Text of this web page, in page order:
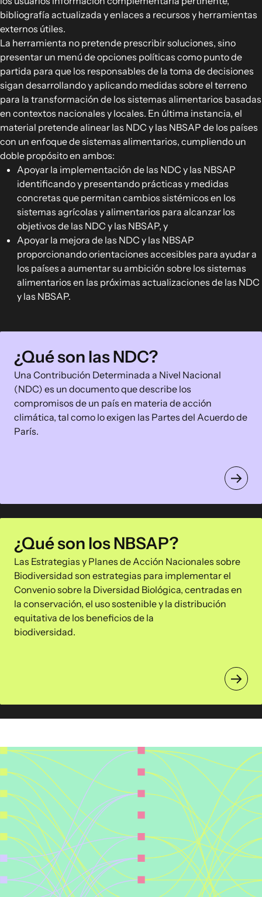
bibliografía actualizada y enlaces a recursos y herramientas
externos útiles.
La herramienta no pretende prescribir soluciones, sino
presentar un menú de opciones políticas como punto de
partida para que los responsables de la toma de decisiones
sigan desarrollando y aplicando medidas sobre el terreno
para la transformación de los sistemas alimentarios basadas
en contextos nacionales y locales. En última instancia, el
material pretende alinear las NDC y las NBSAP de los países
con un enfoque de sistemas alimentarios, cumpliendo un
doble propósito en ambos:
Apoyar la implementación de las NDC y las NBSAP
identificando y presentando prácticas y medidas
concretas que permitan cambios sistémicos en los
sistemas agrícolas y alimentarios para alcanzar los
objetivos de las NDC y las NBSAP, y
Apoyar la mejora de las NDC y las NBSAP
proporcionando orientaciones accesibles para ayudar a
los países a aumentar su ambición sobre los sistemas
alimentarios en las próximas actualizaciones de las NDC
y las NBSAP.
¿Qué son las NDC?
Una Contribución Determinada a Nivel Nacional
(NDC) es un documento que describe los
compromisos de un país en materia de acción
climática, tal como lo exigen las Partes del Acuerdo de
París.
¿Qué son los NBSAP?
Las Estrategias y Planes de Acción Nacionales sobre
Biodiversidad son estrategias para implementar el
Convenio sobre la Diversidad Biológica, centradas en
la conservación, el uso sostenible y la distribución
equitativa de los beneficios de la
biodiversidad.